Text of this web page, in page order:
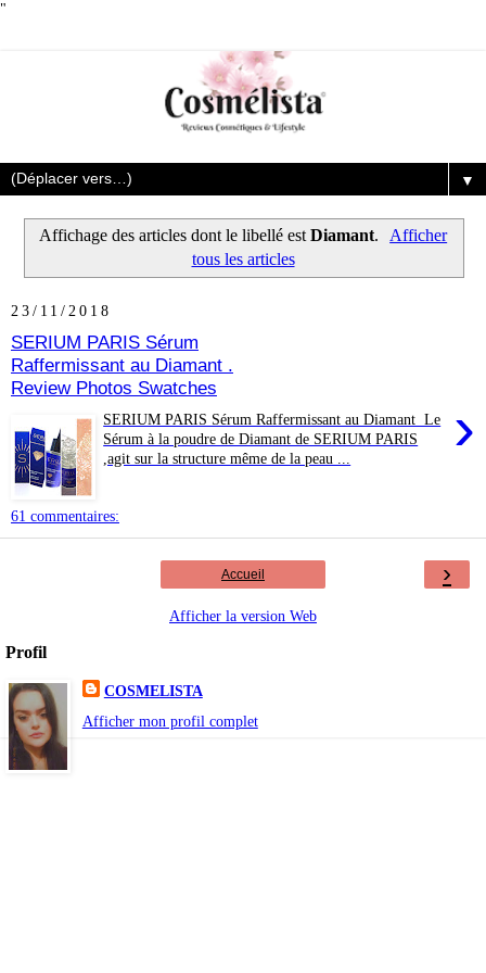
"
▼
Affichage des articles dont le libellé est Diamant.
Afficher
tous les articles
23/11/2018
SERIUM PARIS Sérum
Raffermissant au Diamant .
Review Photos Swatches
›
SERIUM PARIS Sérum Raffermissant au Diamant Le
Sérum à la poudre de Diamant de SERIUM PARIS
,agit sur la structure même de la peau ...
61 commentaires:
›
Accueil
Afficher la version Web
Profil
COSMELISTA
Afficher mon profil complet